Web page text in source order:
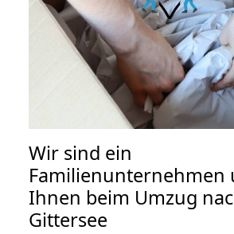
Wir sind ein
Familienunternehmen
Ihnen beim Umzug
Gittersee